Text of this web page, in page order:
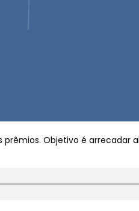
Objetivo é arrecadar